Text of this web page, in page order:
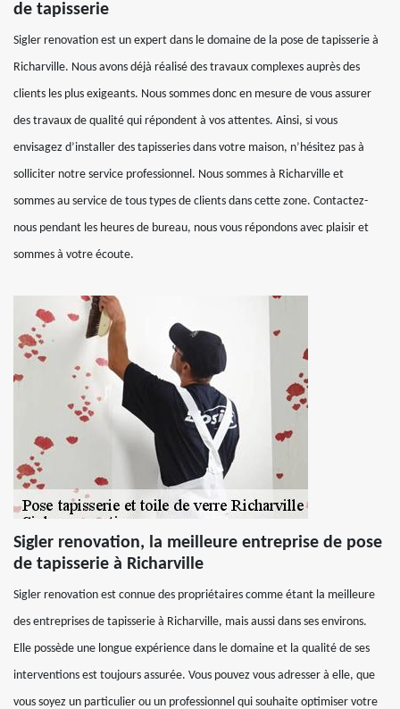
de tapisserie
Sigler renovation est un expert dans le domaine de la pose de tapisserie à
Richarville. Nous avons déjà réalisé des travaux complexes auprès des
clients les plus exigeants. Nous sommes donc en mesure de vous assurer
des travaux de qualité qui répondent à vos attentes. Ainsi, si vous
envisagez d’installer des tapisseries dans votre maison, n’hésitez pas à
solliciter notre service professionnel. Nous sommes à Richarville et
sommes au service de tous types de clients dans cette zone. Contactez-
nous pendant les heures de bureau, nous vous répondons avec plaisir et
sommes à votre écoute.
Sigler renovation, la meilleure entreprise de pose
de tapisserie à Richarville
Sigler renovation est connue des propriétaires comme étant la meilleure
des entreprises de tapisserie à Richarville, mais aussi dans ses environs.
Elle possède une longue expérience dans le domaine et la qualité de ses
interventions est toujours assurée. Vous pouvez vous adresser à elle, que
vous soyez un particulier ou un professionnel qui souhaite optimiser votre